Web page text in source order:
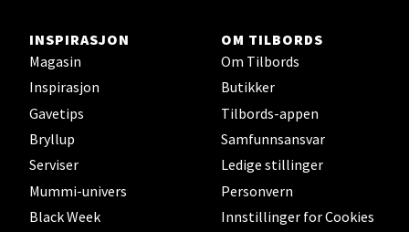
INSPIRASJON
Magasin
Inspirasjon
Gavetips
Bryllup
Serviser
Mummi-univers
Black Week
OM TILBORDS
Om Tilbords
Butikker
Tilbords-appen
Samfunnsansvar
Ledige stillinger
Personvern
Innstillinger for Cookies
Stavanger og Sandnes - Thon
Senter Madla
Madlakrossen nr 9, 4042 Stavanger